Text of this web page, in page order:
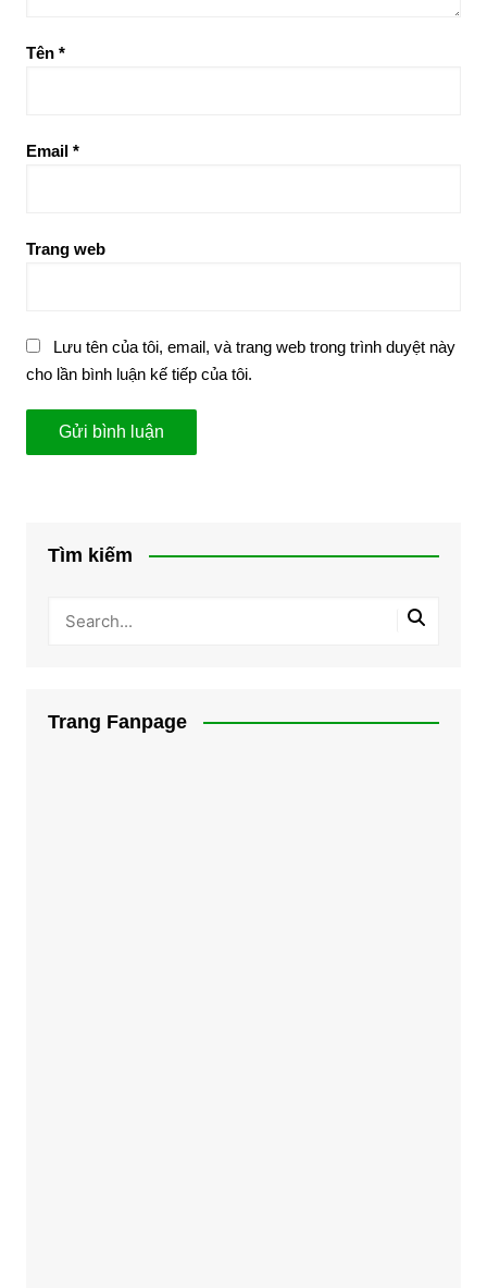
Tên *
Email *
Trang web
Lưu tên của tôi, email, và trang web trong trình duyệt này
cho lần bình luận kế tiếp của tôi.
Tìm kiếm
Trang Fanpage